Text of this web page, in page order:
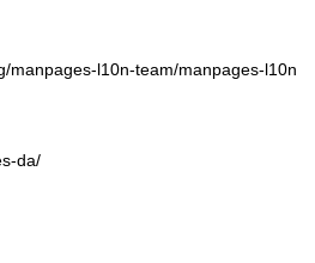
manpages-l10n-team/manpages-l10n
da/